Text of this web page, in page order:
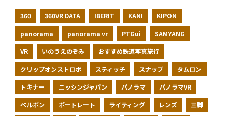
360 360VR DATA IBERIT KANI KIPON
panorama panorama vr PTGui SAMYANG
VR いのうえのぞみ おすすめ鉄道写真旅行
クリップオンストロボ スティッチ スナップ タムロン
トキナー ニッシンジャパン パノラマ パノラマVR
ベルボン ポートレート ライティング レンズ 三脚